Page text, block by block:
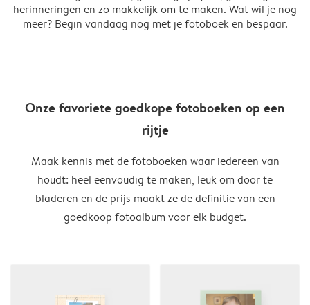
herinneringen en zo makkelijk om te maken. Wat wil je nog
meer? Begin vandaag nog met je fotoboek en bespaar.
Onze favoriete goedkope fotoboeken op een
rijtje
Maak kennis met de fotoboeken waar iedereen van
houdt: heel eenvoudig te maken, leuk om door te
bladeren en de prijs maakt ze de definitie van een
goedkoop fotoalbum voor elk budget.